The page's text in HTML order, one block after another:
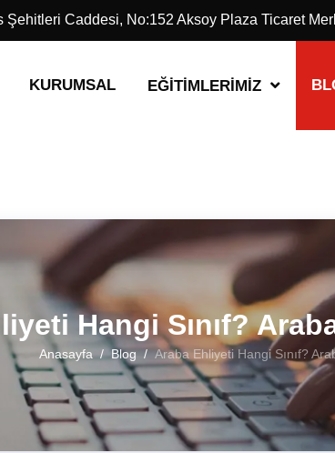
Şehitleri Caddesi, No:152 Aksoy Plaza Ticaret
KURUMSAL EĞITIMLERIMIZ
Hangi Sınıf?
Anasayfa Blog Araba Ehliyeti Hangi Sınıf?